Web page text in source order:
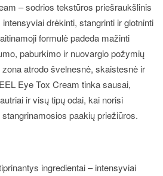
– sodrios tekstūros priešraukšlinis
drėkinti, stangrinti ir glotninti
formulė padeda mažinti
paburkimo ir nuovargio požymių
atrodo švelnesnė, skaistesnė ir
Eye Tox Cream tinka sausai,
ir visų tipų odai, kai norisi
paakių priežiūros.
ingredientai – intensyviai